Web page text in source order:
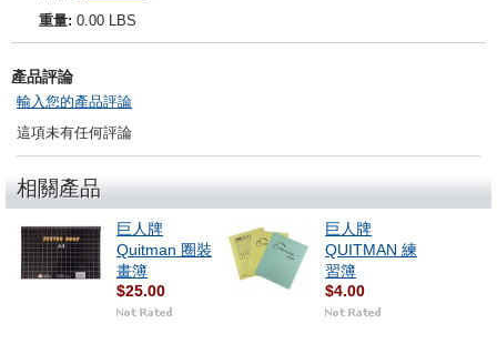
重量: 0.00 LBS
產品評論
輸入您的產品評論
這項未有任何評論
相關產品
巨人牌
Quitman 圈裝
畫簿
$25.00
巨人牌
QUITMAN 練
習簿
$4.00